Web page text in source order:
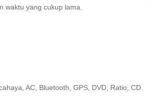
waktu yang cukup lama.
AC, Bluetooth, GPS, DVD, Ratio, CD.